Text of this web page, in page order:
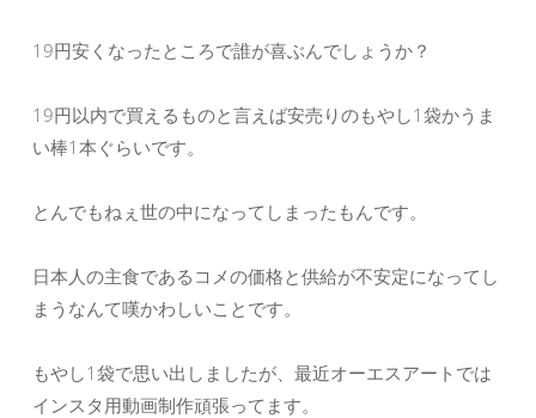
19円安くなったところで誰が喜ぶんでしょうか？
19円以内で買えるものと言えば安売りのもやし1袋かうま
い棒1本ぐらいです。
とんでもねぇ世の中になってしまったもんです。
日本人の主食であるコメの価格と供給が不安定になってし
まうなんて嘆かわしいことです。
もやし1袋で思い出しましたが、最近オーエスアートでは
インスタ用動画制作頑張ってます。